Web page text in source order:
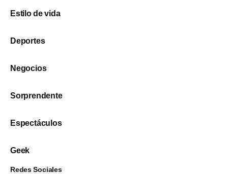
Estilo de vida
Deportes
Negocios
Sorprendente
Espectáculos
Geek
Redes Sociales